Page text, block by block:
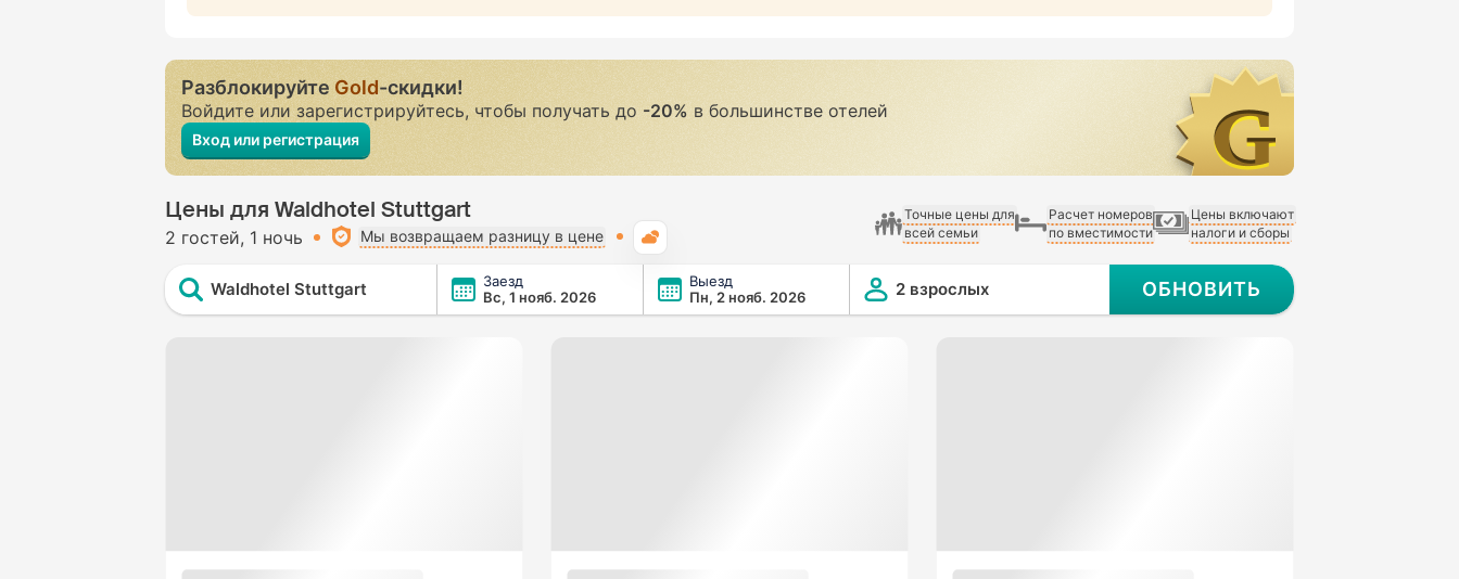
Разблокируйте Gold-скидки!
Войдите или зарегистрируйтесь, чтобы получать до-20%в большинстве отелей
Вход или регистрация
Цены для Waldhotel Stuttgart
2 гостей 1 ночь Мы возвращаем разницу в цене
Точные цены для
всей семьи
Расчет номеров
по вместимости
Цены включают
налоги и сборы
Waldhotel Stuttgart
Заезд
Вс, 1 нояб. 2026
Выезд
Пн, 2 нояб. 2026
2 взрослых ОБНОВИТЬ